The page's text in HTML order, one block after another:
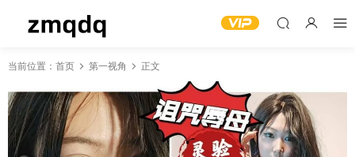
当前位置： 首页 第一视角 正文